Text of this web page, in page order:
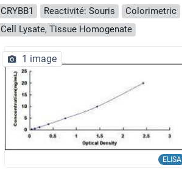
CRYBB1 Reactivité: Souris Colorimetric
Cell Lysate, Tissue Homogenate
ELISA
1 image